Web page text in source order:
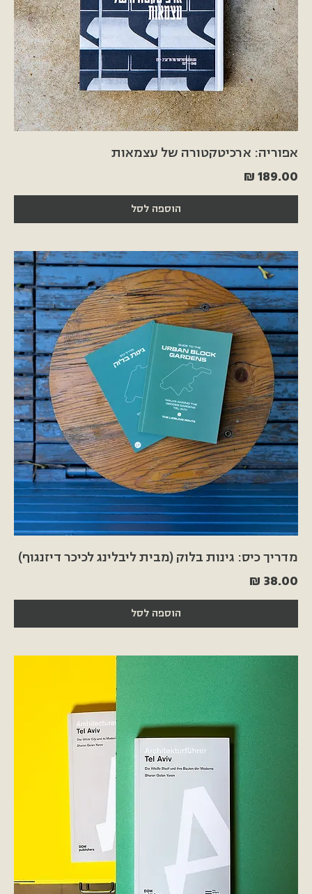
אפוריה: ארכיטקטורה של עצמאות
מחיר
הוספה לסל
מדריך כיס: גינות בלוק (מבית ליבלינג לכיכר דיזנגוף)
מחיר
הוספה לסל